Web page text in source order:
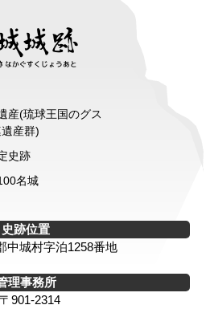
産(琉球王国のグス
産群)
史跡
名城
史跡位置
中城村字泊1258番地
理事務所
〒901-2314